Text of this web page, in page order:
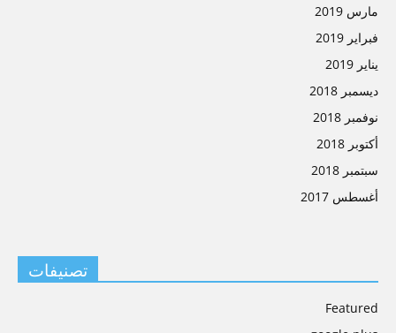
مارس 2019
فبراير 2019
يناير 2019
ديسمبر 2018
نوفمبر 2018
أكتوبر 2018
سبتمبر 2018
أغسطس 2017
تصنيفات
Featured